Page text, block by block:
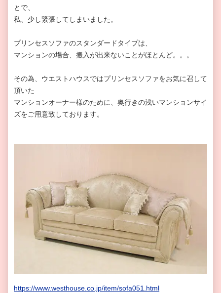
とで、
私、少し緊張してしまいました。
プリンセスソファのスタンダードタイプは、
マンションの場合、搬入が出来ないことがほとんど。。。
その為、ウエストハウスではプリンセスソファをお気に召して
頂いた
マンションオーナー様のために、奥行きの浅いマンションサイ
ズをご用意致しております。
https://www.westhouse.co.jp/item/sofa051.html